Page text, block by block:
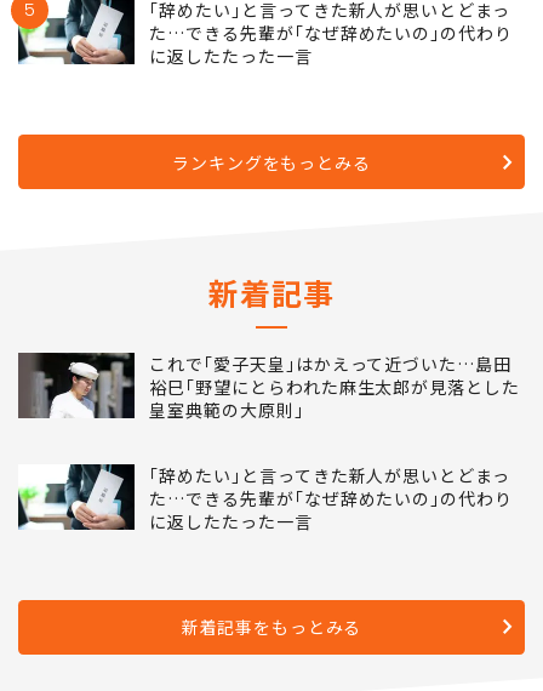
5
｢辞めたい｣と言ってきた新人が思いとどまっ
た…できる先輩が｢なぜ辞めたいの｣の代わり
に返したたった一言
ランキングをもっとみる
新着記事
これで｢愛子天皇｣はかえって近づいた…島田
裕巳｢野望にとらわれた麻生太郎が見落とした
皇室典範の大原則｣
｢辞めたい｣と言ってきた新人が思いとどまっ
た…できる先輩が｢なぜ辞めたいの｣の代わり
に返したたった一言
新着記事をもっとみる